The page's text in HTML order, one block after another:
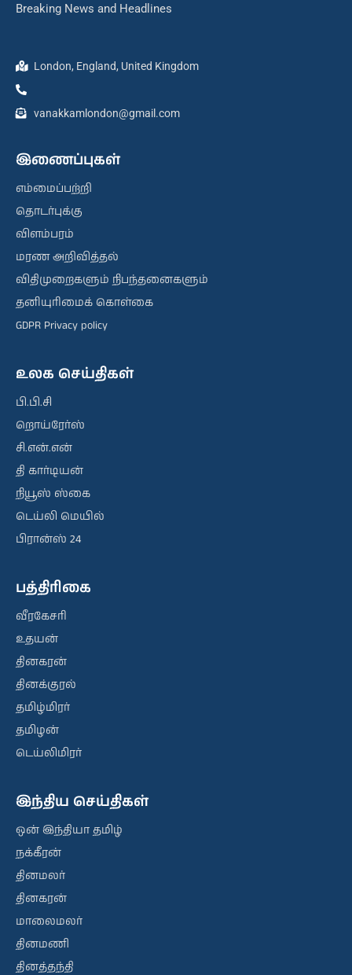
Breaking News and Headlines
London, England, United Kingdom
vanakkamlondon@gmail.com
இணைப்புகள்
எம்மைப்பற்றி
தொடர்புக்கு
விளம்பரம்
மரண அறிவித்தல்
விதிமுறைகளும் நிபந்தனைகளும்
தனியுரிமைக் கொள்கை
GDPR Privacy policy
உலக செய்திகள்
பி.பி.சி
றொய்ரேர்ஸ்
சி.என்.என்
தி கார்டியன்
நியூஸ் ஸ்கை
டெய்லி மெயில்
பிரான்ஸ் 24
பத்திரிகை
வீரகேசரி
உதயன்
தினகரன்
தினக்குரல்
தமிழ்மிரர்
தமிழன்
டெய்லிமிரர்
இந்திய செய்திகள்
ஒன் இந்தியா தமிழ்
நக்கீரன்
தினமலர்
தினகரன்
மாலைமலர்
தினமணி
தினத்தந்தி